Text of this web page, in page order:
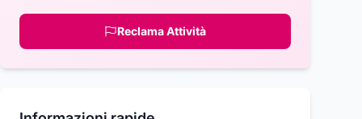
Reclama Attività